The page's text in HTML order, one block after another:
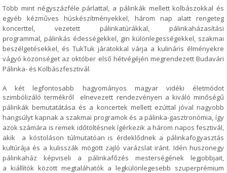
Több mint négyszázféle párlattal, a pálinkák mellett kolbászokkal és
egyéb kézműves húskészítményekkel, három nap alatt rengeteg
koncerttel, vezetett pálinkatúrákkal, pálinkaházasítási
programmal, pálinkás édességekkel, gin különlegességekkel, szakmai
beszélgetésekkel, és TukTuk járatokkal várja a kulináris élményekre
vágyó közönséget az október első hétvégéjén megrendezett Budavári
Pálinka- és Kolbászfesztivál.
A két legfontosabb hagyományos magyar vidéki életmódot
szimbólizálótermékről elnevezett rendezvényen a kiváló minőségű
pálinkák bemutatátása és a koncertek mellett ezúttal jóval nagyobb
hangsúlyt kapnak a szakmai programok és a pálinka-gasztronómia, így
azok számára is remek időtöltésnekígérkezik a három napos fesztivál,
akik a kóstoláson túlmutatóan is érdeklődnek a pálinkafogyasztás
kultúrája és a kulisszák mögött zajló varázslat iránt. Idén huszonegy
pálinkaház képviseli a pálinkafőzés mesterségének legjobbjait,
a kiállítók között megtaláhatók a legkülönlegesebb szuperprémium